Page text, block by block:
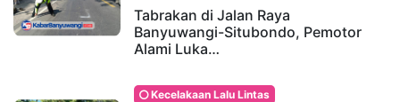
Tabrakan di Jalan Raya
Banyuwangi-Situbondo, Pemotor
Alami Luka…
Kecelakaan Lalu Lintas